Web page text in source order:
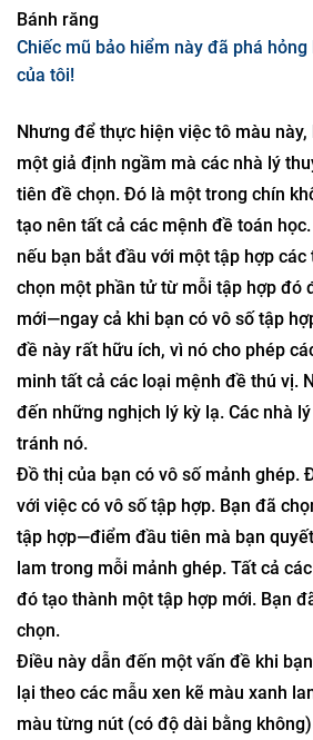
Các thiết bị ánh sáng đỏ giúp tóc
Bài viết củaBoutayna Chokrane
Bánh răng
Chiếc mũ bảo hiểm này đã phá hỏng
của tôi!
Nhưng để thực hiện việc tô màu này,
một giả định ngầm mà các nhà lý
tiên đề chọn. Đó là một trong chín
tạo nên tất cả các mệnh đề toán học.
nếu bạn bắt đầu với một tập hợp các
chọn một phần tử từ mỗi tập hợp đó
đề này rất hữu ích, vì nó cho phép
minh tất cả các loại mệnh đề thú vị.
đến những nghịch lý kỳ lạ. Các nhà
Đồ thị của bạn có vô số mảnh ghép.
tập hợp—điểm đầu tiên mà bạn
lam trong mỗi mảnh ghép. Tất cả
đó tạo thành một tập hợp mới. Bạn